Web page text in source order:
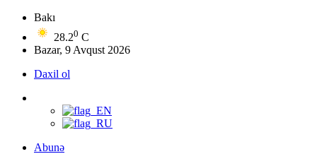
Bakı
28.20 C
Bazar, 9 Avqust 2026
Daxil ol
Abunə